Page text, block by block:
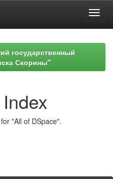
государственный
Скорины"
"All of DSpace".